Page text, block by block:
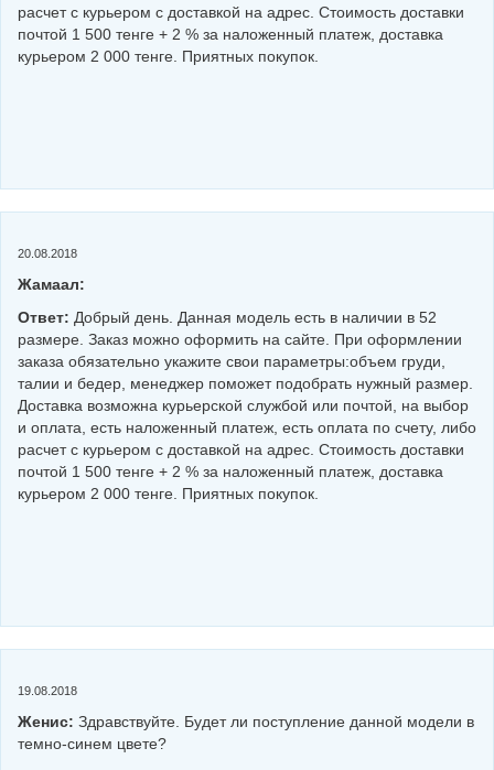
расчет с курьером с доставкой на адрес. Стоимость доставки
почтой 1 500 тенге + 2 % за наложенный платеж, доставка
курьером 2 000 тенге. Приятных покупок.
20.08.2018
Жамаал:
Ответ: Добрый день. Данная модель есть в наличии в 52
размере. Заказ можно оформить на сайте. При оформлении
заказа обязательно укажите свои параметры:объем груди,
талии и бедер, менеджер поможет подобрать нужный размер.
Доставка возможна курьерской службой или почтой, на выбор
и оплата, есть наложенный платеж, есть оплата по счету, либо
расчет с курьером с доставкой на адрес. Стоимость доставки
почтой 1 500 тенге + 2 % за наложенный платеж, доставка
курьером 2 000 тенге. Приятных покупок.
19.08.2018
Женис: Здравствуйте. Будет ли поступление данной модели в
темно-синем цвете?